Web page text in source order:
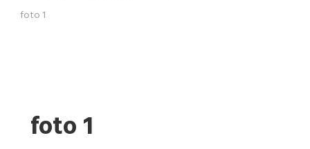
foto 1
foto 1